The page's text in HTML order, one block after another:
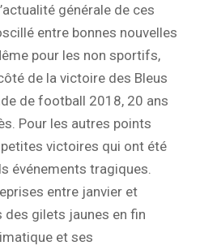
générale de ces
entre bonnes nouvelles
pour les non sportifs,
de la victoire des Bleus
de football 2018, 20 ans
Pour les autres points
victoires qui ont été
événements tragiques.
entre janvier et
des gilets jaunes en fin
et ses